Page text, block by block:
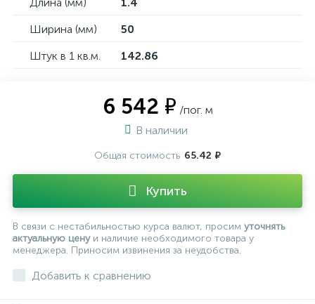
Ширина (мм)
50
Штук в 1 кв.м.
142.86
6 542 ₽ /пог. м
В наличии
Общая стоимость 65.42 ₽
Купить
В связи с нестабильностью курса валют, просим уточнять
актуальную ценуи наличие необходимого товара у
менеджера. Приносим извинения за неудобства.
Добавить к сравнению